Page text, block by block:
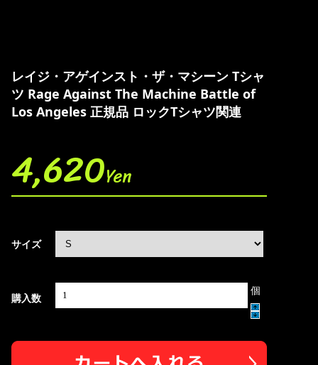
レイジ・アゲインスト・ザ・マシーン Tシャ
ツ Rage Against The Machine Battle of
Los Angeles 正規品 ロックTシャツ関連
4,620Yen
サイズ
購入数
個